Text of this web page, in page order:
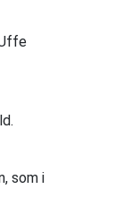
som i